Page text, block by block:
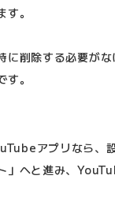
。
に削除する必要が
。
アプリなら、
」へと進み、